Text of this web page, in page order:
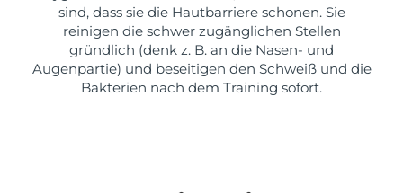
sind, dass sie die Hautbarriere schonen. Sie
reinigen die schwer zugänglichen Stellen
gründlich (denk z. B. an die Nasen- und
Augenpartie) und beseitigen den Schweiß und die
Bakterien nach dem Training sofort.